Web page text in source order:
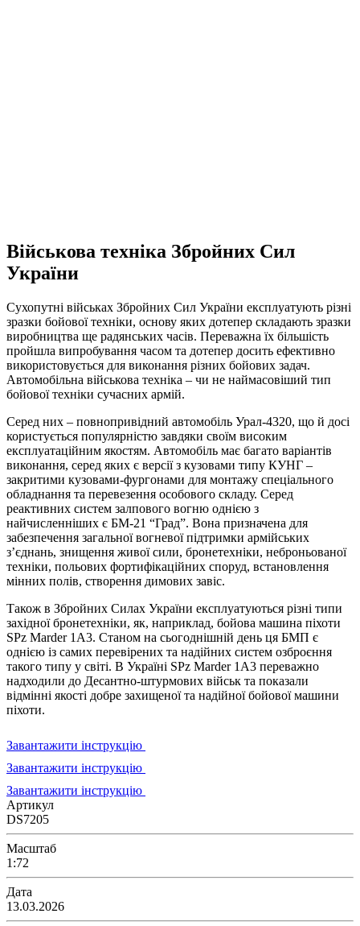
Військова техніка Збройних Сил
України
Сухопутні військах Збройних Сил України експлуатують різні
зразки бойової техніки, основу яких дотепер складають зразки
виробництва ще радянських часів. Переважна їх більшість
пройшла випробування часом та дотепер досить ефективно
використовується для виконання різних бойових задач.
Автомобільна військова техніка – чи не наймасовіший тип
бойової техніки сучасних армій.
Серед них – повнопривідний автомобіль Урал-4320, що й досі
користується популярністю завдяки своїм високим
експлуатаційним якостям. Автомобіль має багато варіантів
виконання, серед яких є версії з кузовами типу КУНГ –
закритими кузовами-фургонами для монтажу спеціального
обладнання та перевезення особового складу. Серед
реактивних систем залпового вогню однією з
найчисленніших є БМ-21 “Град”. Вона призначена для
забезпечення загальної вогневої підтримки армійських
з’єднань, знищення живої сили, бронетехніки, неброньованої
техніки, польових фортифікаційних споруд, встановлення
мінних полів, створення димових завіс.
Також в Збройних Силах України експлуатуються різні типи
західної бронетехніки, як, наприклад, бойова машина піхоти
SPz Marder 1A3. Станом на сьогоднішній день ця БМП є
однією із самих перевірених та надійних систем озброєння
такого типу у світі. В Україні SPz Marder 1A3 переважно
надходили до Десантно-штурмових військ та показали
відмінні якості добре захищеної та надійної бойової машини
піхоти.
Завантажити інструкцію
Завантажити інструкцію
Завантажити інструкцію
Артикул
DS7205
Масштаб
1:72
Дата
13.03.2026